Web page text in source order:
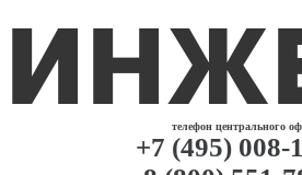
телефон центрального
+7 (495) 008-